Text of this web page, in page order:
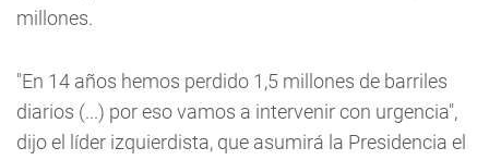
millones.
"En 14 años hemos perdido 1,5 millones de barriles
diarios (...) por eso vamos a intervenir con urgencia",
dijo el líder izquierdista, que asumirá la Presidencia el